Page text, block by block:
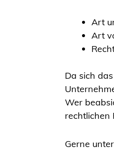
Art
Art
Da sich
Wer
rechtlichen
Gerne